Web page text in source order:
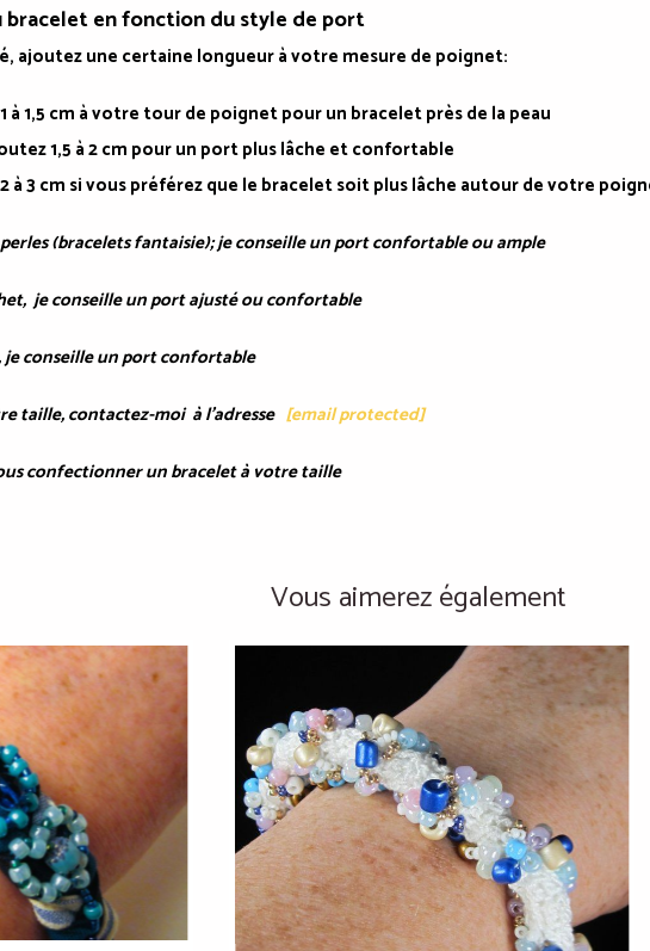
bracelet en fonction du style de port
ajoutez une certaine longueur à votre mesure de poignet:
à 1,5 cm à votre tour de poignet pour un bracelet près de la peau
1,5 à 2 cm pour un port plus lâche et confortable
à 3 cm si vous préférez que le bracelet soit plus lâche autour de votre
(bracelets fantaisie); je conseille un port confortable ou ample
je conseille un port ajusté ou confortable
je conseille un port confortable
taille, contactez-moi à l'adresse [email protected]
confectionner un bracelet à votre taille
Vous aimerez également